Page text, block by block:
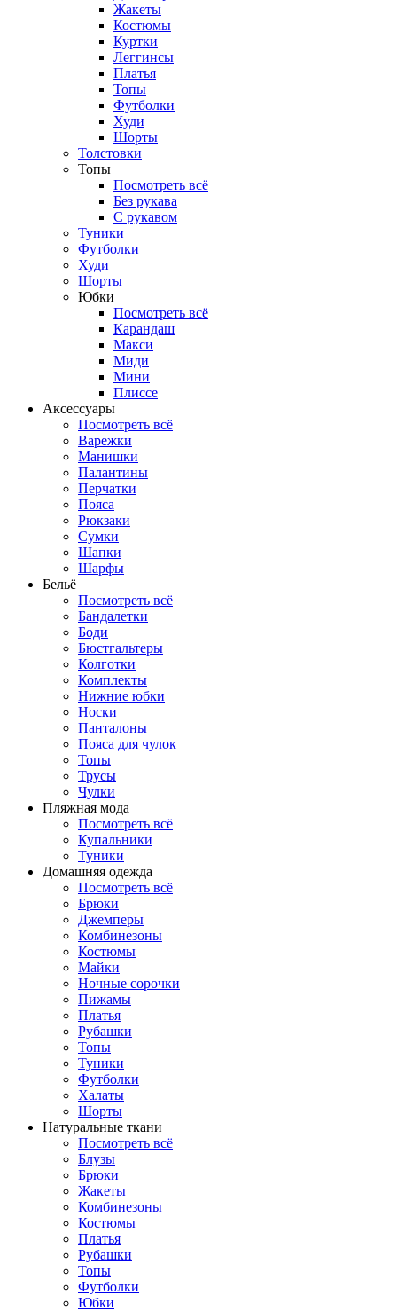
Жакеты
Костюмы
Куртки
Леггинсы
Платья
Топы
Футболки
Худи
Шорты
Толстовки
Топы
Посмотреть всё
Без рукава
С рукавом
Туники
Футболки
Худи
Шорты
Юбки
Посмотреть всё
Карандаш
Макси
Миди
Мини
Плиссе
Аксессуары
Посмотреть всё
Варежки
Манишки
Палантины
Перчатки
Пояса
Рюкзаки
Сумки
Шапки
Шарфы
Бельё
Посмотреть всё
Бандалетки
Боди
Бюстгальтеры
Колготки
Комплекты
Нижние юбки
Носки
Панталоны
Поясa для чулок
Топы
Трусы
Чулки
Пляжная мода
Посмотреть всё
Купальники
Туники
Домашняя одежда
Посмотреть всё
Брюки
Джемперы
Комбинезоны
Костюмы
Майки
Ночные сорочки
Пижамы
Платья
Рубашки
Топы
Туники
Футболки
Халаты
Шорты
Натуральные ткани
Посмотреть всё
Блузы
Брюки
Жакеты
Комбинезоны
Костюмы
Платья
Рубашки
Топы
Футболки
Юбки